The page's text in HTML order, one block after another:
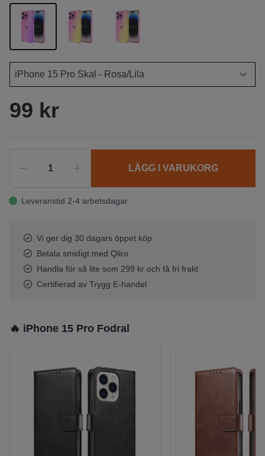
99 kr
LÄGG I VARUKORG
Leveranstid 2-4 arbetsdagar
Vi ger dig 30 dagars öppet köp
Betala smidigt med Qliro
Handla för så lite som 299 kr och få fri frakt
Certifierad av Trygg E-handel
🔥 iPhone 15 Pro Fodral